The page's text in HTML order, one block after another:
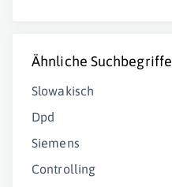
Ähnliche Suchbegriffe
Slowakisch
Dpd
Siemens
Controlling